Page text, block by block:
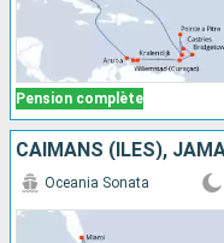
Pension complète
Oceania Sonata